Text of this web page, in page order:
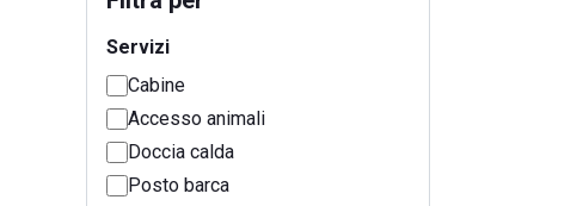
Servizi
Cabine
Accesso animali
Doccia calda
Posto barca